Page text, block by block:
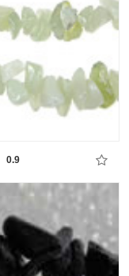
0.9